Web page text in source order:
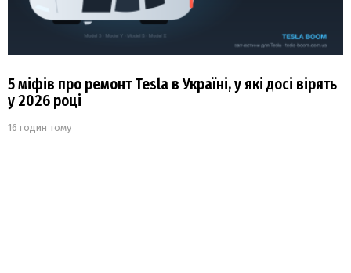
5 міфів про ремонт Tesla в Україні, у які досі вірять
у 2026 році
16 годин тому